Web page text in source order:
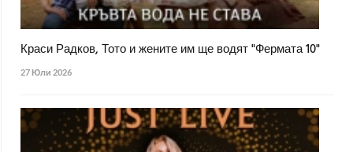
Краси Радков, Тото и жените им ще водят "Фермата 10"
27 Юли 2026